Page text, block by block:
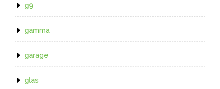
g9
gamma
garage
glas